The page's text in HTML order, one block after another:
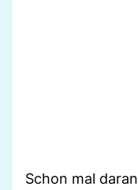
Schon mal